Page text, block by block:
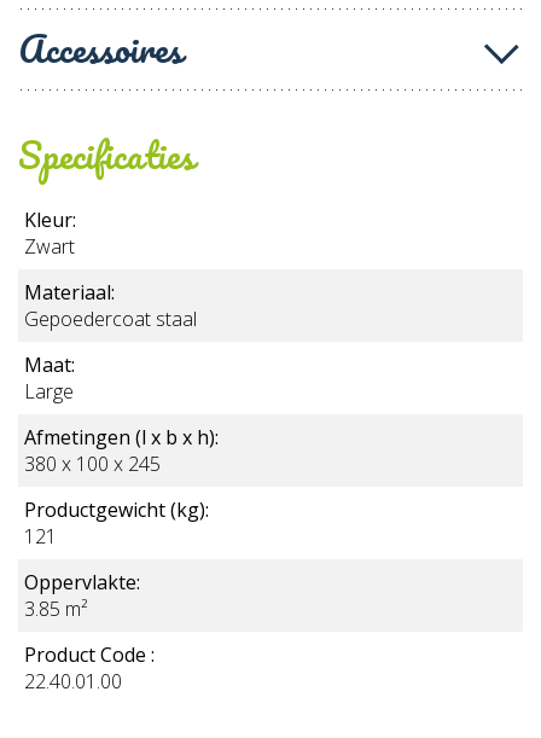
Accessoires
Incl. BTW
Specificaties
Kleur:
Zwart
Materiaal:
Gepoedercoat staal
Maat:
Large
Afmetingen (l x b x h):
380 x 100 x 245
Productgewicht (kg):
121
Oppervlakte:
3.85 m²
Product Code :
22.40.01.00